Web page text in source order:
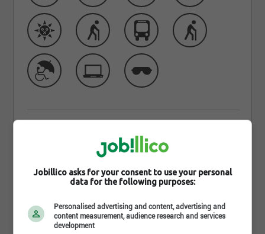
Learn more about Alterfina
personnels située à Saint-Hubert qui offre des prêts
avons comme mission d’offrir des solutions de
crédit simples et efficaces adaptées aux besoins de
Jobillico asks for your consent to use your personal
data for the following purposes:
Personalised advertising and content, advertising and
content measurement, audience research and services
development